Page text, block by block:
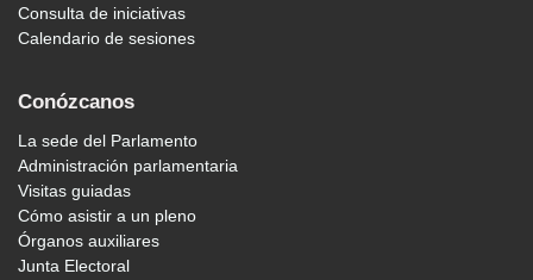
Consulta de iniciativas
Calendario de sesiones
Conózcanos
La sede del Parlamento
Administración parlamentaria
Visitas guiadas
Cómo asistir a un pleno
Órganos auxiliares
Junta Electoral